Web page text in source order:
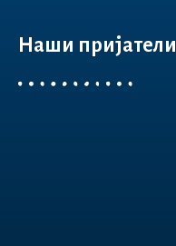
Наши пријатели